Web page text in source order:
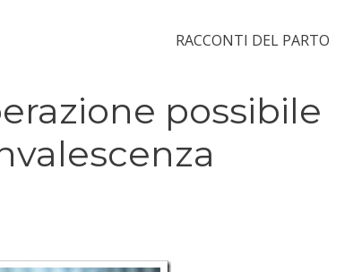
RACCONTI DEL PARTO
possibile